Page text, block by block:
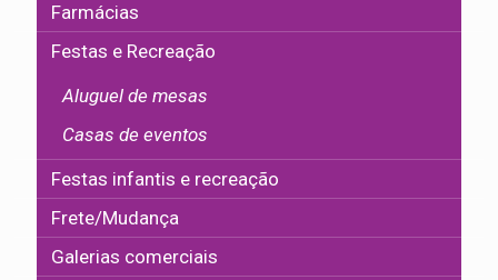
Farmácias
Festas e Recreação
Aluguel de mesas
Casas de eventos
Festas infantis e recreação
Frete/Mudança
Galerias comerciais